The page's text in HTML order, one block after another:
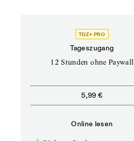
TDZ+ PRO
Tageszugang
12 Stunden ohne Paywall
5,99 €
Online lesen